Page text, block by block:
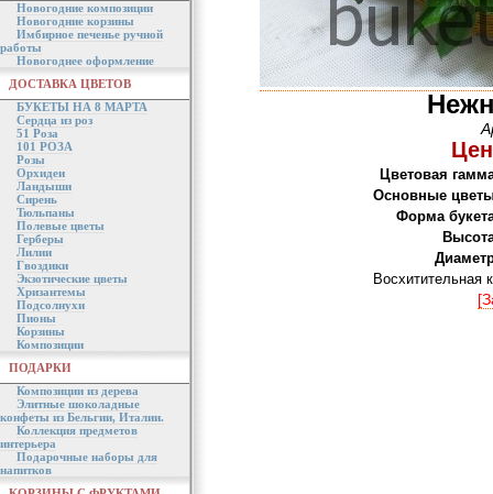
Новогодние композиции
Новогодние корзины
Имбирное печенье ручной
работы
Новогоднее оформление
ДОСТАВКА ЦВЕТОВ
БУКЕТЫ НА 8 МАРТА
Сердца из роз
51 Роза
101 РОЗА
Розы
Орхидеи
Ландыши
Сирень
Тюльпаны
Полевые цветы
Герберы
Лилии
Гвоздики
Экзотические цветы
Хризантемы
Подсолнухи
Пионы
Корзины
Композиции
ПОДАРКИ
Композиции из дерева
Элитные шоколадные
конфеты из Бельгии, Италии.
Коллекция предметов
интерьера
Подарочные наборы для
напитков
Цветовая
Основные
Форма
Восхитительная